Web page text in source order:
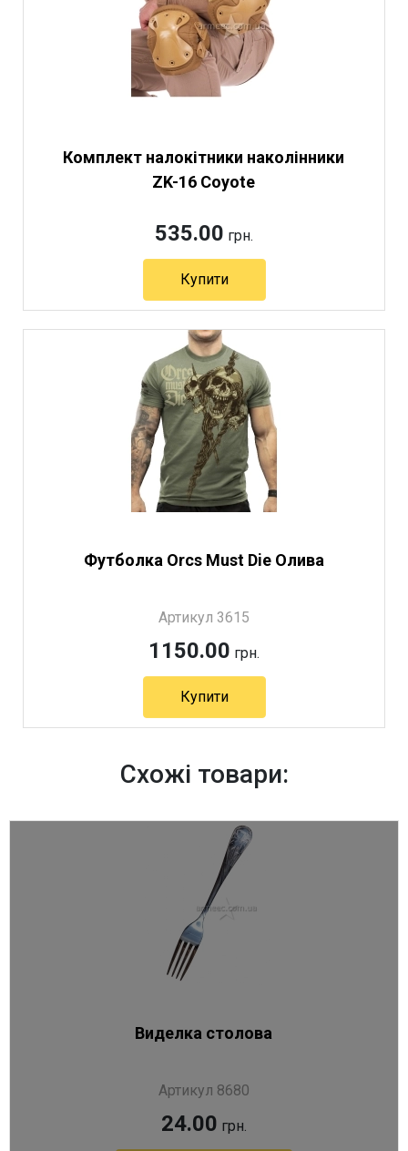
Комплект налокітники наколінники
ZK-16 Coyote
535.00 грн.
Купити
Футболка Orcs Must Die Олива
Артикул 3615
1150.00 грн.
Купити
Схожі товари:
Виделка столова
Артикул 8680
24.00 грн.